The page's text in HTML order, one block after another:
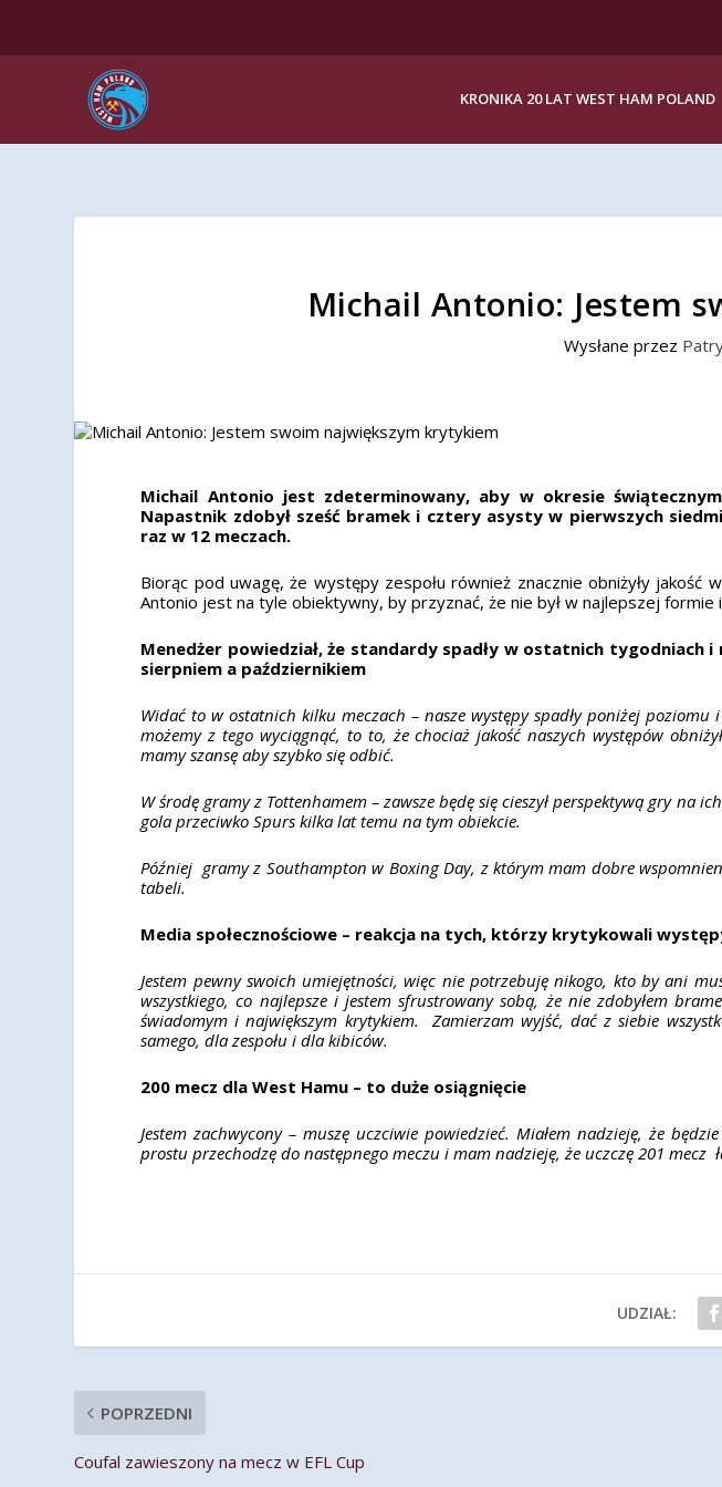
KRONIKA 20 LAT WEST HAM POLAND
Michail Antonio: Jestem
Wysłane przez
Michail Antonio jest zdeterminowany, aby w okresie
Napastnik zdobył sześć bramek i cztery asysty w pierwszych
raz w 12 meczach.
Biorąc pod uwagę, że występy zespołu również znacznie obniżyły
Antonio jest na tyle obiektywny, by przyznać, że nie był w najlepszej
Menedżer powiedział, że standardy spadły w ostatnich tygodniach
sierpniem a październikiem
Widać to w ostatnich kilku meczach – nasze występy spadły poniżej
możemy z tego wyciągnąć, to to, że chociaż jakość naszych występów
mamy szansę aby szybko się odbić.
W środę gramy z Tottenhamem – zawsze będę się cieszył perspektywą gry na
gola przeciwko Spurs kilka lat temu na tym obiekcie.
Później gramy z Southampton w Boxing Day, z którym mam dobre
tabeli.
Media społecznościowe – reakcja na tych, którzy krytykowali
Jestem pewny swoich umiejętności, więc nie potrzebuję nikogo, kto by ani
wszystkiego, co najlepsze i jestem sfrustrowany sobą, że nie zdobyłem
świadomym i największym krytykiem. Zamierzam wyjść, dać z siebie
samego, dla zespołu i dla kibiców.
200 mecz dla West Hamu – to duże osiągnięcie
Jestem zachwycony – muszę uczciwie powiedzieć. Miałem nadzieję, że
prostu przechodzę do następnego meczu i mam nadzieję, że uczczę 201 mecz
UDZIAŁ:
POPRZEDNI
Coufal zawieszony na mecz w EFL Cup